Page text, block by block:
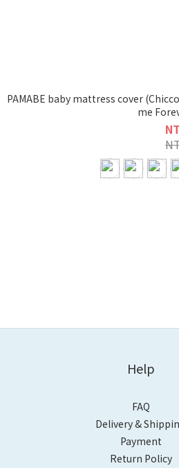
PAMABE baby mattress cover
me
Help
FAQ
Delivery &
Payment
Return Policy